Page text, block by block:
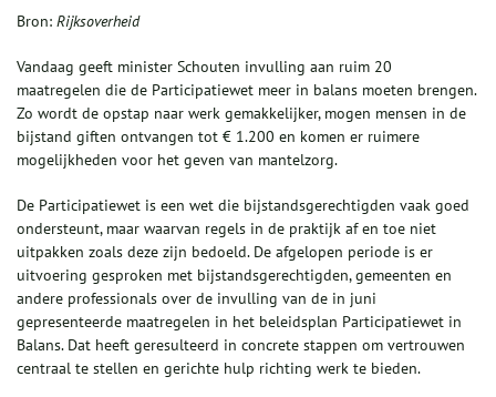
Bron: Rijksoverheid
Vandaag geeft minister Schouten invulling aan ruim 20
maatregelen die de Participatiewet meer in balans moeten brengen.
Zo wordt de opstap naar werk gemakkelijker, mogen mensen in de
bijstand giften ontvangen tot € 1.200 en komen er ruimere
mogelijkheden voor het geven van mantelzorg.
De Participatiewet is een wet die bijstandsgerechtigden vaak goed
ondersteunt, maar waarvan regels in de praktijk af en toe niet
uitpakken zoals deze zijn bedoeld. De afgelopen periode is er
uitvoering gesproken met bijstandsgerechtigden, gemeenten en
andere professionals over de invulling van de in juni
gepresenteerde maatregelen in het beleidsplan Participatiewet in
Balans. Dat heeft geresulteerd in concrete stappen om vertrouwen
centraal te stellen en gerichte hulp richting werk te bieden.